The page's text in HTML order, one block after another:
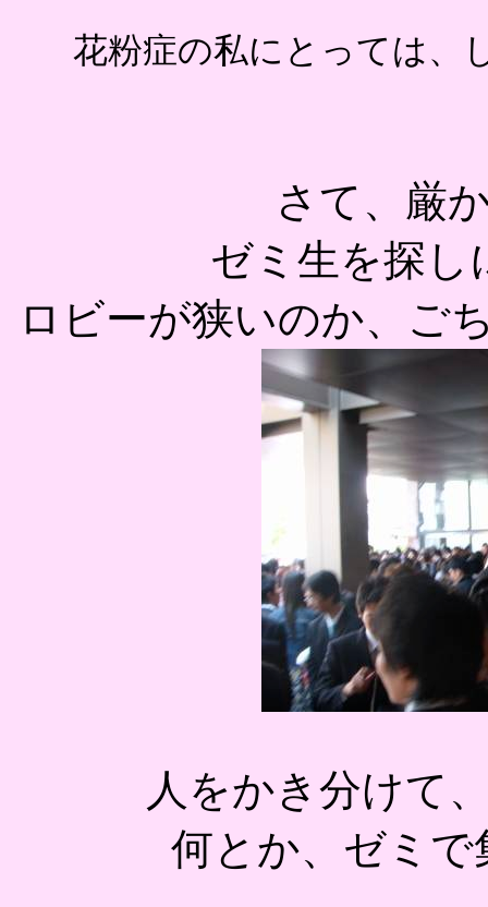
花粉症の私にとっては、
さて、厳
ゼミ生を探し
ロビーが狭いのか、ご
人をかき分けて
何とか、ゼミ